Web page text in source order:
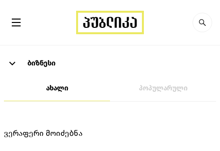
ბიზნესი
ახალი პოპულარული
ვერაფერი მოიძებნა